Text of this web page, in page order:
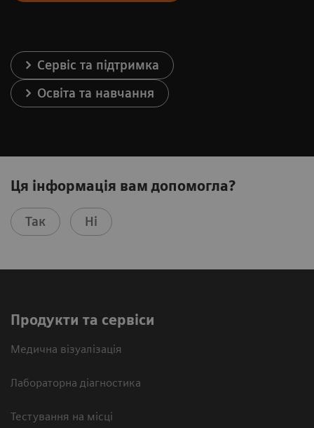
Сервіс та підтримка
Освіта та навчання
Ця інформація вам допомогла?
Так Ні
Продукти та сервіси
Медична візуалізація
Лабораторна діагностика
Тестування на місці